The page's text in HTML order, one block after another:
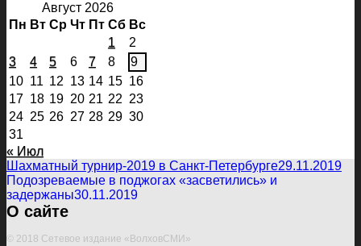
Август 2026
Пн Вт Ср Чт Пт Сб Вс
1
2
3
4 5 6 7 8
9
10 11 12 13 14 15 16
17 18 19 20 21 22 23
24 25 26 27 28 29 30
31
« Июл
Шахматный турнир-2019 в Санкт-Петербурге29.11.2019
Подозреваемые в поджогах «засветились» и
задержаны30.11.2019
О сайте
© 2018 Сетевое издание «ВолховСМИ»